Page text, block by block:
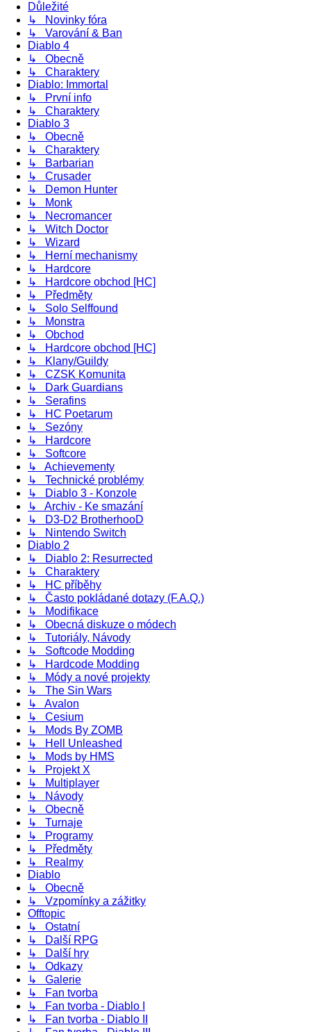
Důležité
↳ Novinky fóra
↳ Varování & Ban
Diablo 4
↳ Obecně
↳ Charaktery
Diablo: Immortal
↳ První info
↳ Charaktery
Diablo 3
↳ Obecně
↳ Charaktery
↳ Barbarian
↳ Crusader
↳ Demon Hunter
↳ Monk
↳ Necromancer
↳ Witch Doctor
↳ Wizard
↳ Herní mechanismy
↳ Hardcore
↳ Hardcore obchod [HC]
↳ Předměty
↳ Solo Selffound
↳ Monstra
↳ Obchod
↳ Hardcore obchod [HC]
↳ Klany/Guildy
↳ CZSK Komunita
↳ Dark Guardians
↳ Serafins
↳ HC Poetarum
↳ Sezóny
↳ Hardcore
↳ Softcore
↳ Achievementy
↳ Technické problémy
↳ Diablo 3 - Konzole
↳ Archiv - Ke smazání
↳ D3-D2 BrotherhooD
↳ Nintendo Switch
Diablo 2
↳ Diablo 2: Resurrected
↳ Charaktery
↳ HC příběhy
↳ Často pokládané dotazy (F.A.Q.)
↳ Modifikace
↳ Obecná diskuze o módech
↳ Tutoriály, Návody
↳ Softcode Modding
↳ Hardcode Modding
↳ Módy a nové projekty
↳ The Sin Wars
↳ Avalon
↳ Cesium
↳ Mods By ZOMB
↳ Hell Unleashed
↳ Mods by HMS
↳ Projekt X
↳ Multiplayer
↳ Návody
↳ Obecně
↳ Turnaje
↳ Programy
↳ Předměty
↳ Realmy
Diablo
↳ Obecně
↳ Vzpomínky a zážitky
Offtopic
↳ Ostatní
↳ Další RPG
↳ Další hry
↳ Odkazy
↳ Galerie
↳ Fan tvorba
↳ Fan tvorba - Diablo I
↳ Fan tvorba - Diablo II